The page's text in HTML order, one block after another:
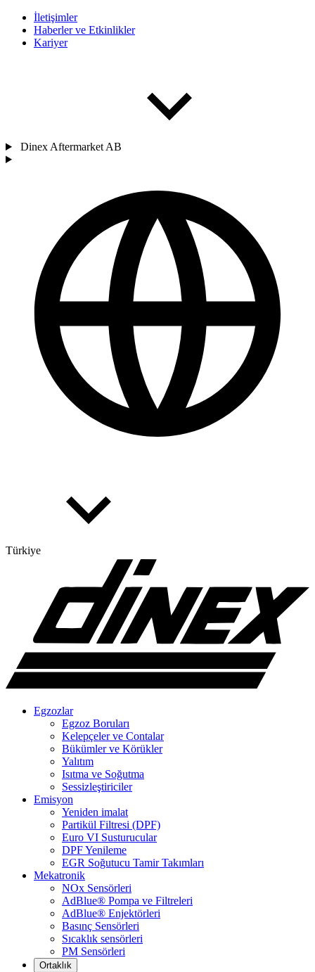
İletişimler
Haberler ve Etkinlikler
Kariyer
Dinex Aftermarket AB
Türkiye
Egzozlar
Egzoz Boruları
Kelepçeler ve Contalar
Bükümler ve Körükler
Yalıtım
Isıtma ve Soğutma
Sessizleştiriciler
Emisyon
Yeniden imalat
Partikül Filtresi (DPF)
Euro VI Susturucular
DPF Yenileme
EGR Soğutucu Tamir Takımları
Mekatronik
NOx Sensörleri
AdBlue® Pompa ve Filtreleri
AdBlue® Enjektörleri
Basınç Sensörleri
Sıcaklık sensörleri
PM Sensörleri
Ortaklık